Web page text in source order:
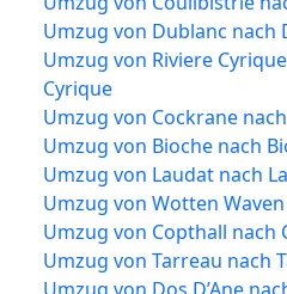
Umzug von Dublanc nach
Umzug von Riviere
Cyrique
Umzug von Cockrane
Umzug von Bioche nach
Umzug von Laudat nach
Umzug von Wotten
Umzug von Copthall nach
Umzug von Tarreau nach